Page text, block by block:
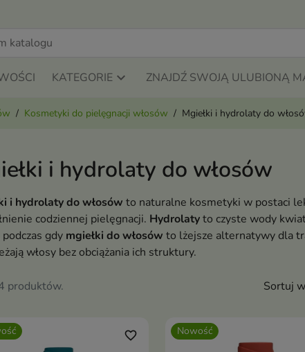
KATEGORIE ZNAJDŹ SWOJĄ ULUBIONĄ
Kosmetyki do pielęgnacji włosów Mgiełki i hydrolaty do
i hydrolaty do włosów
i hydrolaty do włosów to naturalne kosmetyki w postaci
codziennej pielęgnacji. Hydrolatyto czyste wody
gdy mgiełki do włosów to lżejsze alternatywy dla
włosy bez obciążania ich struktury.
produktów. Sortuj
favorite_border Nowość